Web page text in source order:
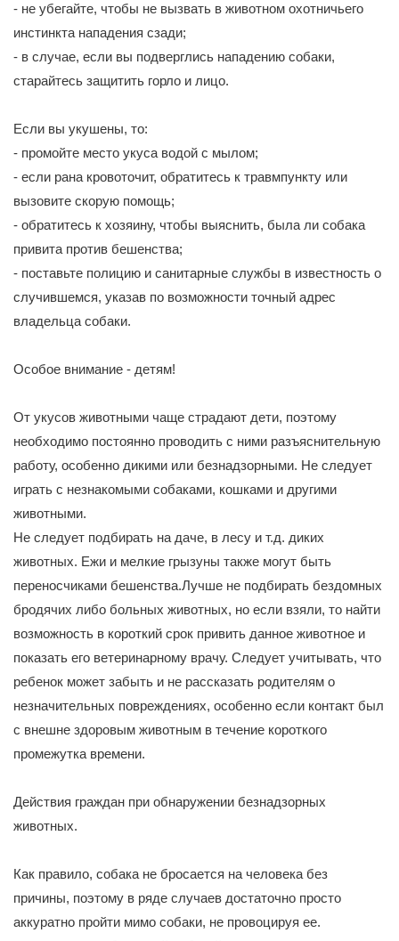
- не убегайте, чтобы не вызвать в животном охотничьего
инстинкта нападения сзади;
- в случае, если вы подверглись нападению собаки,
старайтесь защитить горло и лицо.
Если вы укушены, то:
- промойте место укуса водой с мылом;
- если рана кровоточит, обратитесь к травмпункту или
вызовите скорую помощь;
- обратитесь к хозяину, чтобы выяснить, была ли собака
привита против бешенства;
- поставьте полицию и санитарные службы в известность о
случившемся, указав по возможности точный адрес
владельца собаки.
Особое внимание - детям!
От укусов животными чаще страдают дети, поэтому
необходимо постоянно проводить с ними разъяснительную
работу, особенно дикими или безнадзорными. Не следует
играть с незнакомыми собаками, кошками и другими
животными.
Не следует подбирать на даче, в лесу и т.д. диких
животных. Ежи и мелкие грызуны также могут быть
переносчиками бешенства.Лучше не подбирать бездомных
бродячих либо больных животных, но если взяли, то найти
возможность в короткий срок привить данное животное и
показать его ветеринарному врачу. Следует учитывать, что
ребенок может забыть и не рассказать родителям о
незначительных повреждениях, особенно если контакт был
с внешне здоровым животным в течение короткого
промежутка времени.
Действия граждан при обнаружении безнадзорных
животных.
Как правило, собака не бросается на человека без
причины, поэтому в ряде случаев достаточно просто
аккуратно пройти мимо собаки, не провоцируя ее.